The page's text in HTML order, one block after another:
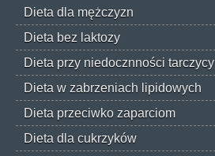
Dieta dla mężczyzn
Dieta bez laktozy
Dieta przy niedocznności tarczycy
Dieta w zabrzeniach lipidowych
Dieta przeciwko zaparciom
Dieta dla cukrzyków